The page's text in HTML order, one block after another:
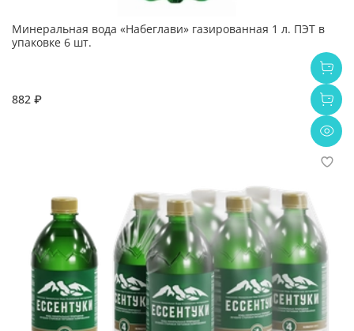
Минеральная вода «Набеглави» газированная 1 л. ПЭТ в
упаковке 6 шт.
882 ₽